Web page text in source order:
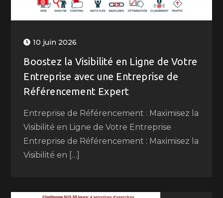
10 juin 2026
Boostez la Visibilité en Ligne de Votre
Entreprise avec une Entreprise de
Référencement Expert
Entreprise de Référencement : Maximisez la
Visibilité en Ligne de Votre Entreprise
Entreprise de Référencement : Maximisez la
Visibilité en […]